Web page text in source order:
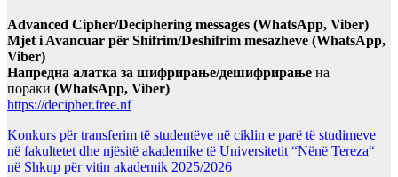
Advanced Cipher/Deciphering messages (WhatsApp, Viber)
Mjet i Avancuar për Shifrim/Deshifrim mesazheve (WhatsApp,
Viber)
Напредна алатка за шифрирање/дешифрирање на
пораки (WhatsApp, Viber)
https://decipher.free.nf
Konkurs për transferim të studentëve në ciklin e parë të studimeve
në fakultetet dhe njësitë akademike të Universitetit “Nënë Tereza“
në Shkup për vitin akademik 2025/2026